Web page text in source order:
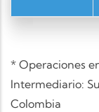
* Operaciones
Intermediario:
Colombia